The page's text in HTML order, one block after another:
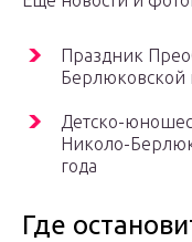
Праздник
Берлюковской
Детско-
Николо-
года
Где